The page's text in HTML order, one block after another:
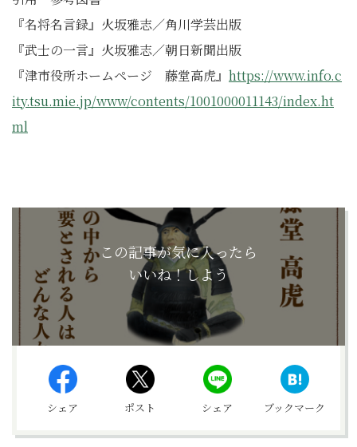
『名将名言録』火坂雅志／角川学芸出版
『武士の一言』火坂雅志／朝日新聞出版
『津市役所ホームページ 藤堂高虎』 https://www.info.c
ity.tsu.mie.jp/www/contents/1001000011143/index.ht
ml
この記事が気に入ったら
いいね！しよう
シェア ポスト シェア ブックマーク